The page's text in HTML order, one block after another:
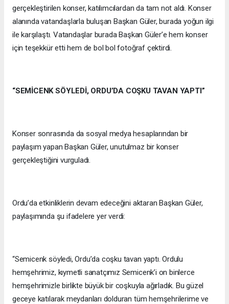
gerçekleştirilen konser, katılımcılardan da tam not aldı. Konser
alanında vatandaşlarla buluşan Başkan Güler, burada yoğun ilgi
ile karşılaştı. Vatandaşlar burada Başkan Güler’e hem konser
için teşekkür etti hem de bol bol fotoğraf çektirdi.
“SEMİCENK SÖYLEDİ, ORDU’DA COŞKU TAVAN YAPTI”
Konser sonrasında da sosyal medya hesaplarından bir
paylaşım yapan Başkan Güler, unutulmaz bir konser
gerçekleştiğini vurguladı.
Ordu’da etkinliklerin devam edeceğini aktaran Başkan Güler,
paylaşımında şu ifadelere yer verdi:
“Semicenk söyledi, Ordu’da coşku tavan yaptı. Ordulu
hemşehrimiz, kıymetli sanatçımız Semicenk’i on binlerce
hemşehrimizle birlikte büyük bir coşkuyla ağırladık. Bu güzel
geceye katılarak meydanları dolduran tüm hemşehrilerime ve